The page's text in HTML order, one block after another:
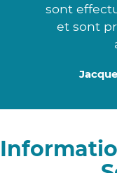
sont
et sont